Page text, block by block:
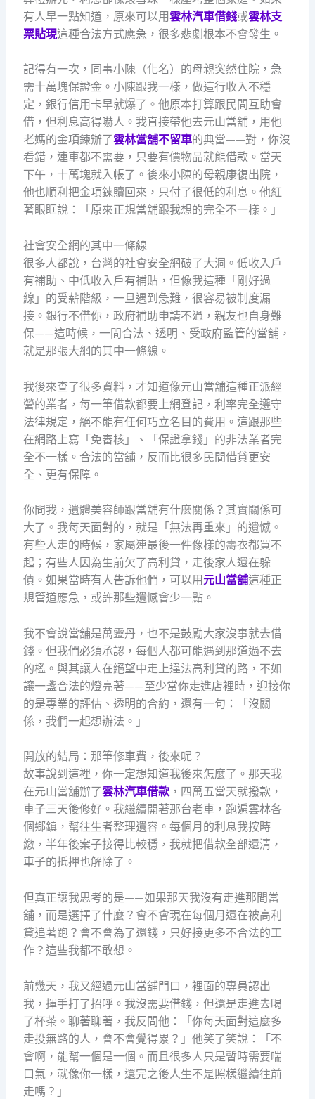
有人早一點知道，原來可以用雲林汽車借錢或雲林支
票貼現這種合法方式應急，很多悲劇根本不會發生。
記得有一次，同事小陳（化名）的母親突然住院，急
需十萬塊保證金。小陳跟我一樣，做這行收入不穩
定，銀行信用卡早就爆了。他原本打算跟民間互助會
借，但利息高得嚇人。我直接帶他去元山當舖，用他
老媽的金項鍊辦了雲林當舖不留車的典當——對，你沒
看錯，連車都不需要，只要有價物品就能借款。當天
下午，十萬塊就入帳了。後來小陳的母親康復出院，
他也順利把金項鍊贖回來，只付了很低的利息。他紅
著眼眶說：「原來正規當舖跟我想的完全不一樣。」
社會安全網的其中一條線
很多人都說，台灣的社會安全網破了大洞。低收入戶
有補助、中低收入戶有補貼，但像我這種「剛好過
線」的受薪階級，一旦遇到急難，很容易被制度漏
接。銀行不借你，政府補助申請不過，親友也自身難
保——這時候，一間合法、透明、受政府監管的當舖，
就是那張大網的其中一條線。
我後來查了很多資料，才知道像元山當舖這種正派經
營的業者，每一筆借款都要上網登記，利率完全遵守
法律規定，絕不能有任何巧立名目的費用。這跟那些
在網路上寫「免審核」、「保證拿錢」的非法業者完
全不一樣。合法的當舖，反而比很多民間借貸更安
全、更有保障。
你問我，遺體美容師跟當舖有什麼關係？其實關係可
大了。我每天面對的，就是「無法再重來」的遺憾。
有些人走的時候，家屬連最後一件像樣的壽衣都買不
起；有些人因為生前欠了高利貸，走後家人還在躲
債。如果當時有人告訴他們，可以用 元山當舖這種正
規管道應急，或許那些遺憾會少一點。
我不會說當舖是萬靈丹，也不是鼓勵大家沒事就去借
錢。但我們必須承認，每個人都可能遇到那道過不去
的檻。與其讓人在絕望中走上違法高利貸的路，不如
讓一盞合法的燈亮著——至少當你走進店裡時，迎接你
的是專業的評估、透明的合約，還有一句：「沒關
係，我們一起想辦法。」
開放的結局：那筆修車費，後來呢？
故事說到這裡，你一定想知道我後來怎麼了。那天我
在元山當舖辦了雲林汽車借款，四萬五當天就撥款，
車子三天後修好。我繼續開著那台老車，跑遍雲林各
個鄉鎮，幫往生者整理遺容。每個月的利息我按時
繳，半年後案子接得比較穩，我就把借款全部還清，
車子的抵押也解除了。
但真正讓我思考的是——如果那天我沒有走進那間當
舖，而是選擇了什麼？會不會現在每個月還在被高利
貸追著跑？會不會為了還錢，只好接更多不合法的工
作？這些我都不敢想。
前幾天，我又經過元山當舖門口，裡面的專員認出
我，揮手打了招呼。我沒需要借錢，但還是走進去喝
了杯茶。聊著聊著，我反問他：「你每天面對這麼多
走投無路的人，會不會覺得累？」他笑了笑說：「不
會啊，能幫一個是一個。而且很多人只是暫時需要喘
口氣，就像你一樣，還完之後人生不是照樣繼續往前
走嗎？」